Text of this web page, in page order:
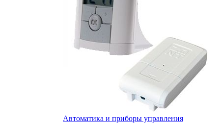
Автоматика и приборы управления